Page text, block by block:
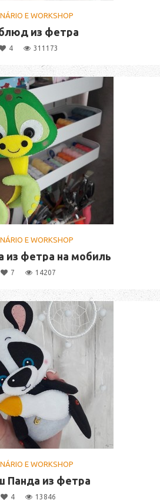
E WORKSHOP
из фетра
4 311173
E WORKSHOP
из фетра на мобиль
7 14207
E WORKSHOP
Панда из фетра
4 13846